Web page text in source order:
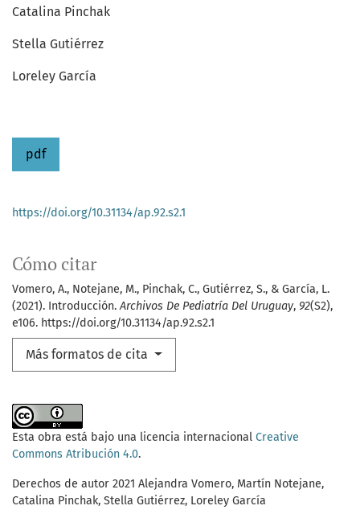
Catalina Pinchak
Stella Gutiérrez
Loreley García
pdf
Cómo citar
Vomero, A., Notejane, M., Pinchak, C., Gutiérrez, S., & García, L.
(2021). Introducción.Archivos De Pediatría Del Uruguay, 92(S2),
e106. https://doi.org/10.31134/ap.92.s2.1
Más formatos de cita
https://doi.org/10.31134/ap.92.s2.1
Esta obra está bajo una licencia internacional Creative
Commons Atribución 4.0.
Derechos de autor 2021 Alejandra Vomero, Martín Notejane,
Catalina Pinchak, Stella Gutiérrez, Loreley García